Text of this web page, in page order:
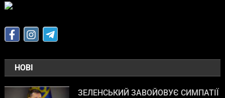
НОВІ
ЗЕЛЕНСЬКИЙ ЗАВОЙОВУЄ СИМПАТІЇ